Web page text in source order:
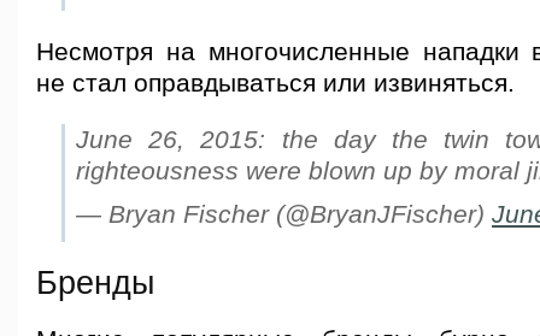
Несмотря на многочисленные нападки
не стал оправдываться или извиняться.
June 26, 2015: the day the twin
righteousness were blown up by moral
— Bryan Fischer (@BryanJFischer)
Бренды